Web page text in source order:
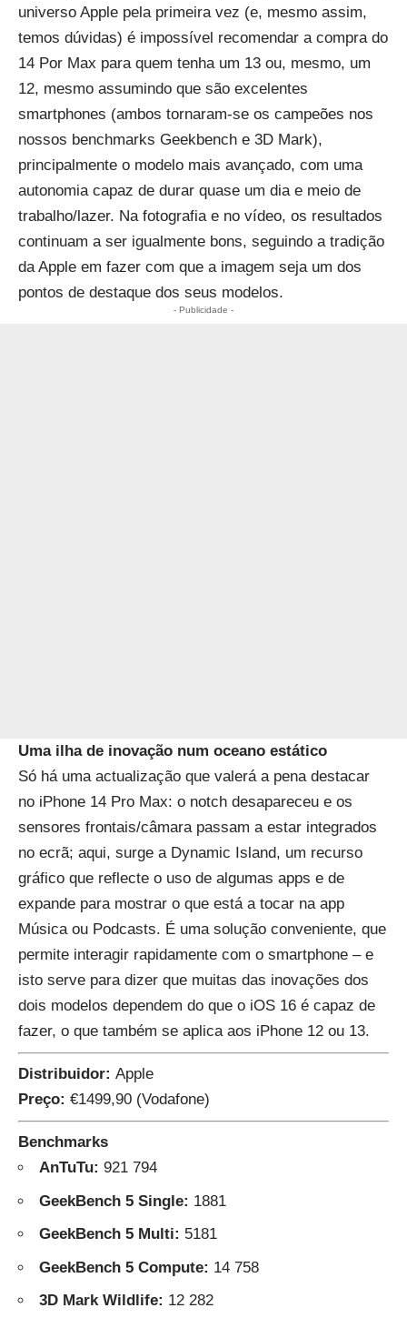
universo Apple pela primeira vez (e, mesmo assim,
temos dúvidas) é impossível recomendar a compra do
14 Por Max para quem tenha um 13 ou, mesmo, um
12, mesmo assumindo que são excelentes
smartphones (ambos tornaram-se os campeões nos
nossos benchmarks Geekbench e 3D Mark),
principalmente o modelo mais avançado, com uma
autonomia capaz de durar quase um dia e meio de
trabalho/lazer. Na fotografia e no vídeo, os resultados
continuam a ser igualmente bons, seguindo a tradição
da Apple em fazer com que a imagem seja um dos
pontos de destaque dos seus modelos.
- Publicidade -
Uma ilha de inovação num oceano estático
Só há uma actualização que valerá a pena destacar
no iPhone 14 Pro Max: o notch desapareceu e os
sensores frontais/câmara passam a estar integrados
no ecrã; aqui, surge a Dynamic Island, um recurso
gráfico que reflecte o uso de algumas apps e de
expande para mostrar o que está a tocar na app
Música ou Podcasts. É uma solução conveniente, que
permite interagir rapidamente com o smartphone – e
isto serve para dizer que muitas das inovações dos
dois modelos dependem do que o iOS 16 é capaz de
fazer, o que também se aplica aos iPhone 12 ou 13.
Distribuidor: Apple
Preço: €1499,90 (Vodafone)
Benchmarks
AnTuTu: 921 794
GeekBench 5 Single: 1881
GeekBench 5 Multi: 5181
GeekBench 5 Compute: 14 758
3D Mark Wildlife: 12 282